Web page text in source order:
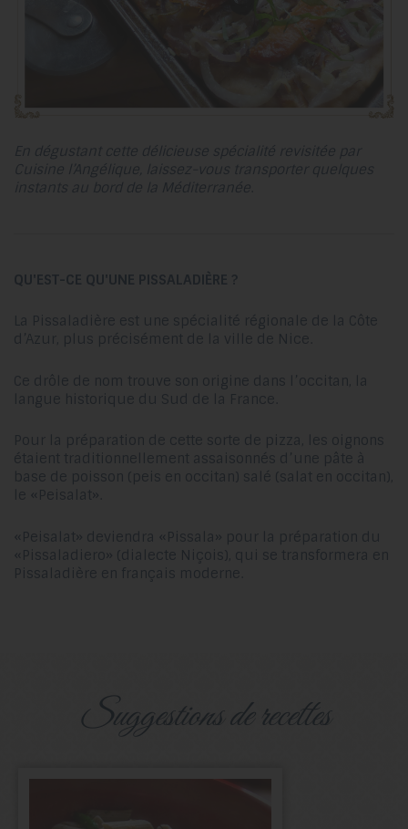
En dégustant cette délicieuse spécialité revisitée par
Cuisine l’Angélique, laissez-vous transporter quelques
instants au bord de la Méditerranée
QU'EST-CE QU'UNE PISSALADIÈRE ?
La Pissaladière est une spécialité régionale de la Côte
d’Azur, plus précisément de la ville de Nice.
Ce drôle de nom trouve son origine dans l’occitan, la
langue historique du Sud de la France.
Pour la préparation de cette sorte de pizza, les oignons
étaient traditionnellement assaisonnés d’une pâte à
base de poisson (peis en occitan) salé (salat en occitan),
le «Peisalat».
«Peisalat» deviendra «Pissala» pour la préparation du
«Pissaladiero» (dialecte Niçois), qui se transformera en
Pissaladière en français moderne.
suggestions de recettes